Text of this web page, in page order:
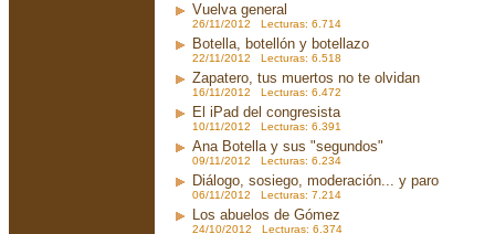
Vuelva general
26/11/2012 Lecturas: 6.714
Botella, botellón y botellazo
22/11/2012 Lecturas: 6.518
Zapatero, tus muertos no te olvidan
16/11/2012 Lecturas: 6.472
El iPad del congresista
10/11/2012 Lecturas: 6.391
Ana Botella y sus "segundos"
09/11/2012 Lecturas: 6.234
Diálogo, sosiego, moderación... y paro
06/11/2012 Lecturas: 7.214
Los abuelos de Gómez
24/10/2012 Lecturas: 6.374